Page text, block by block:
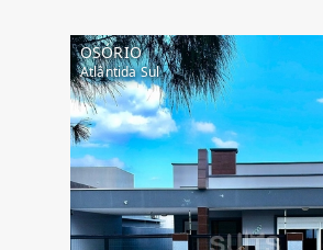
OSÓRIO
Atlântida Sul